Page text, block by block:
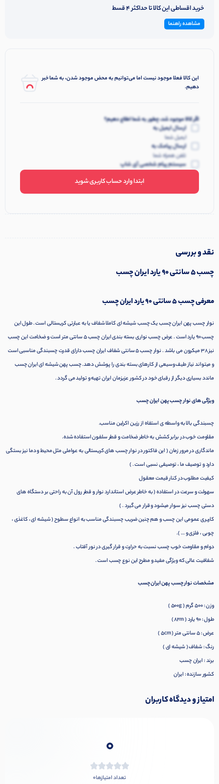
خرید اقساطی این کالا تا حداکثر 4 قسط
مشاهده راهنما
این کالا فعلا موجود نیست اما می‌توانیم به محض موجود شدن، به شما خبر
دهیم.
اگر کالا موجود شد، چطور به شما اطلاع دهیم؟
ارسال ایمیل به
ایمیل شما
ارسال پیامک به
تلفن همراه شما
سیستم پیام شخصی آی شاپ
ابتدا وارد حساب کاربری شوید
نقد و بررسی
چسب 5 سانتی 90 یارد ایران چسب
معرفیچسب
نوار چسب پهن ایران چسب یک چسب شیشه ای کاملا شفاف یا به عبارتی کریستالی است . طول این
چسب ۹۰ یارد است . عرض چسب نواری بسته بندی ایران چسب ۵ سانتی متر است و ضخامت این چسب
نیز ۳۸ میکرون می باشد . نوار چسب ۵ سانتی شفاف ایران چسب دارای قدرت چسبندگی مناسبی است
و میتواند نیاز طیف وسیعی از کارهای بسته بندی را پوشش دهد. چسب پهن شیشه ای ایران چسب
ماندد بسیاری دیگر از رقبای خود در کشور عزیزمان ایران تهیه و تولید می گردد .
ویژگی های نوار چسب پهن ایران چسب
چسبندگی بالا به واسطه ی استفاه از رزین اکرلین مناسب.
مقاومت خوب در برابر کشش به خاطر ضخامت و قطر سلفون استفاده شده.
ماندگاری در مرور زمان ( این فاکتور در نوار چسب های کریستالی به عواملی مثل محیط و دما نیز بستگی
دارد و توصیف ما ، توصیفی نسبی است . )
کیفیت مطلوب در کنار قیمت معقول
سهولت و سرعت در استفاده ( به خاطر عرض استاندارد نوار و قطر رول آن به راحتی بر دستگاه های
دستی چسب نیز سوار میشود و قرار می گیرد . )
کاربری عمومی این چسب و هم چنین ضریب چسبندگی مناسب به انواع سطوح ( شیشه ای ، کاغذی ،
چوبی ، فلزی و … ).
دوام و مقاومت خوب چسب نسبت به حرارت و قرار گیری در نور آفتاب .
شفافیت عالی که ویژگی مفید و مطرح این نوع چسب است .
مشخصات نوار چسب پهن ایران چسب
وزن : ۵۰۰ گرم ( 500g )
طول : ۹۰ یارد ( 82m )
عرض : ۵ سانتی متر ( 5cm )
رنگ : شفاف ( شیشه ای )
برند : ایران چسب
کشور سازنده : ایران
امتیاز و دیدگاه کاربران
0
تعداد امتیازها0